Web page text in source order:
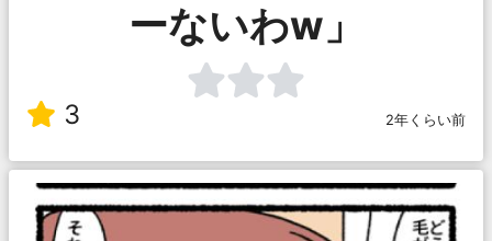
ーないわw」
3 2年くらい前